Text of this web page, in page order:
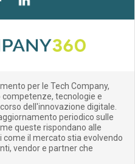
per le Tech Company,
competenze, tecnologie e
dell'innovazione digitale.
periodico sulle
queste rispondano alle
come il mercato stia evolvendo
vendor e partner che